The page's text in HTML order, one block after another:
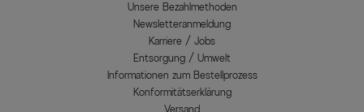
Unsere Bezahlmethoden
Newsletteranmeldung
Karriere / Jobs
Entsorgung / Umwelt
Informationen zum Bestellprozess
Konformitätserklärung
Versand